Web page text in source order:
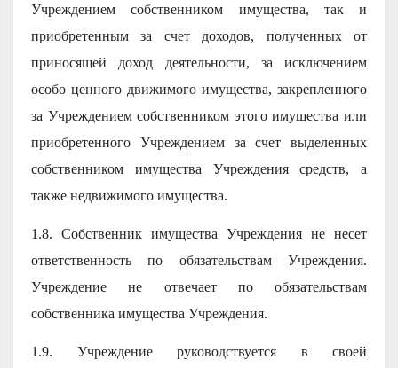
Учреждением собственником имущества, так и
приобретенным за счет доходов, полученных от
приносящей доход деятельности, за исключением
особо ценного движимого имущества, закрепленного
за Учреждением собственником этого имущества или
приобретенного Учреждением за счет выделенных
собственником имущества Учреждения средств, а
также недвижимого имущества.
1.8. Собственник имущества Учреждения не несет
ответственность по обязательствам Учреждения.
Учреждение не отвечает по обязательствам
собственника имущества Учреждения.
1.9. Учреждение руководствуется в своей